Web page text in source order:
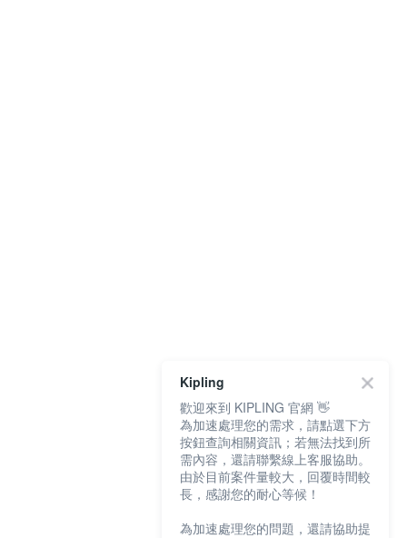
Kipling
歡迎來到 KIPLING 官網 👋
為加速處理您的需求，請點選下方
按鈕查詢相關資訊；若無法找到所
需內容，還請聯繫線上客服協助。
由於目前案件量較大，回覆時間較
長，感謝您的耐心等候！
為加速處理您的問題，還請協助提